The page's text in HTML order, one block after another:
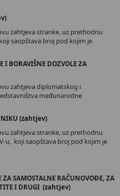
zahtjeva stranke, uz prethodnu
saopštava broj pod kojim je
I BORAVIŠNE DOZVOLE ZA
zahtjeva diplomatskog i
međunarodne
(zahtjev)
zahtjeva stranke, uz prethodnu
u, koji saopštava broj pod kojim je
SAMOSTALNE RAČUNOVOĐE, ZA
I DRUGI (zahtjev)